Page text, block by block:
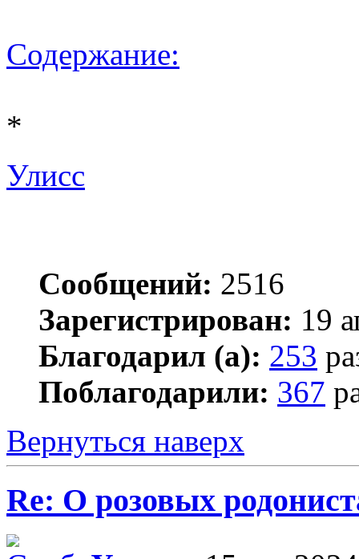
Содержание:
*
Улисс
Сообщений: 2516
Зарегистрирован: 19
Благодарил (а): 253
Поблагодарили: 367
Вернуться наверх
Re: О розовых